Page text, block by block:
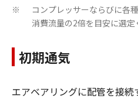
※
コンプレッサーならびに各
消費流量の2倍を目安に選定
初期通気
エアベアリングに配管を接続